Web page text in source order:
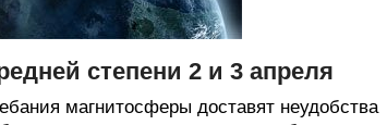
степени 2 и 3 апреля
магнитосферы доставят неудобства